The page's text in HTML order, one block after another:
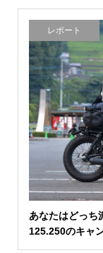
レポート
あなたはどっち
125.250のキャ